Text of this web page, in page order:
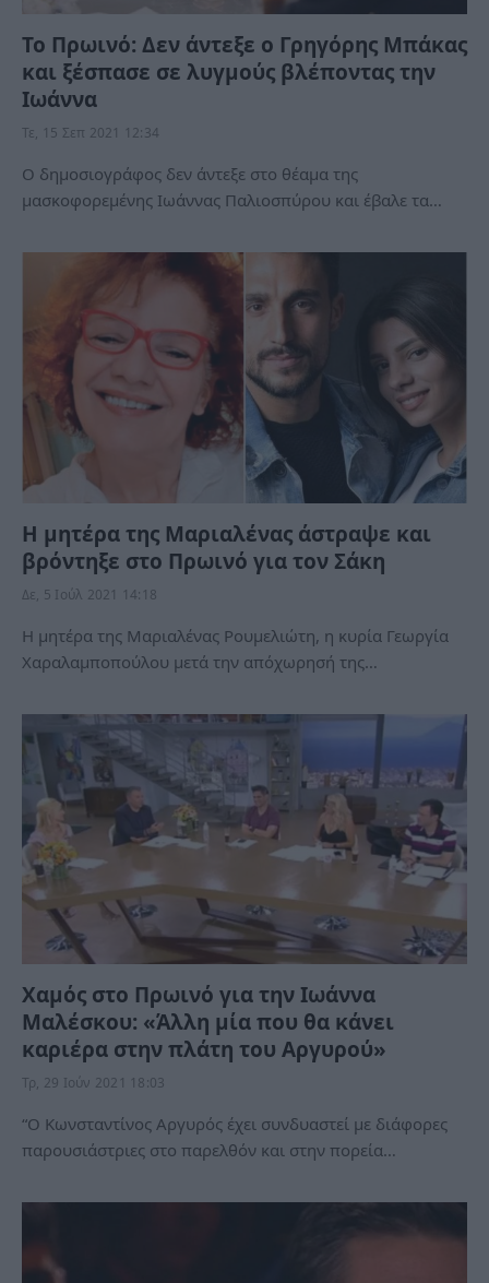
Το Πρωινό: Δεν άντεξε ο Γρηγόρης Μπάκας
και ξέσπασε σε λυγμούς βλέποντας την
Ιωάννα
Τε, 15 Σεπ 2021 12:34
Ο δημοσιογράφος δεν άντεξε στο θέαμα της
μασκοφορεμένης Ιωάννας Παλιοσπύρου και έβαλε τα…
Η μητέρα της Μαριαλένας άστραψε και
βρόντηξε στο Πρωινό για τον Σάκη
Δε, 5 Ιούλ 2021 14:18
Η μητέρα της Μαριαλένας Ρουμελιώτη, η κυρία Γεωργία
Χαραλαμποπούλου μετά την απόχωρησή της…
Χαμός στο Πρωινό για την Ιωάννα
Μαλέσκου: «Άλλη μία που θα κάνει
καριέρα στην πλάτη του Αργυρού»
Τρ, 29 Ιούν 2021 18:03
“Ο Κωνσταντίνος Αργυρός έχει συνδυαστεί με διάφορες
παρουσιάστριες στο παρελθόν και στην πορεία…